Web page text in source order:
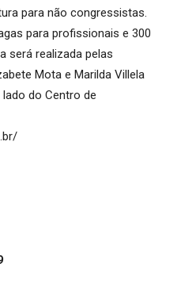
para não congressistas.
para profissionais e 300
será realizada pelas
Mota e Marilda Villela
do Centro de